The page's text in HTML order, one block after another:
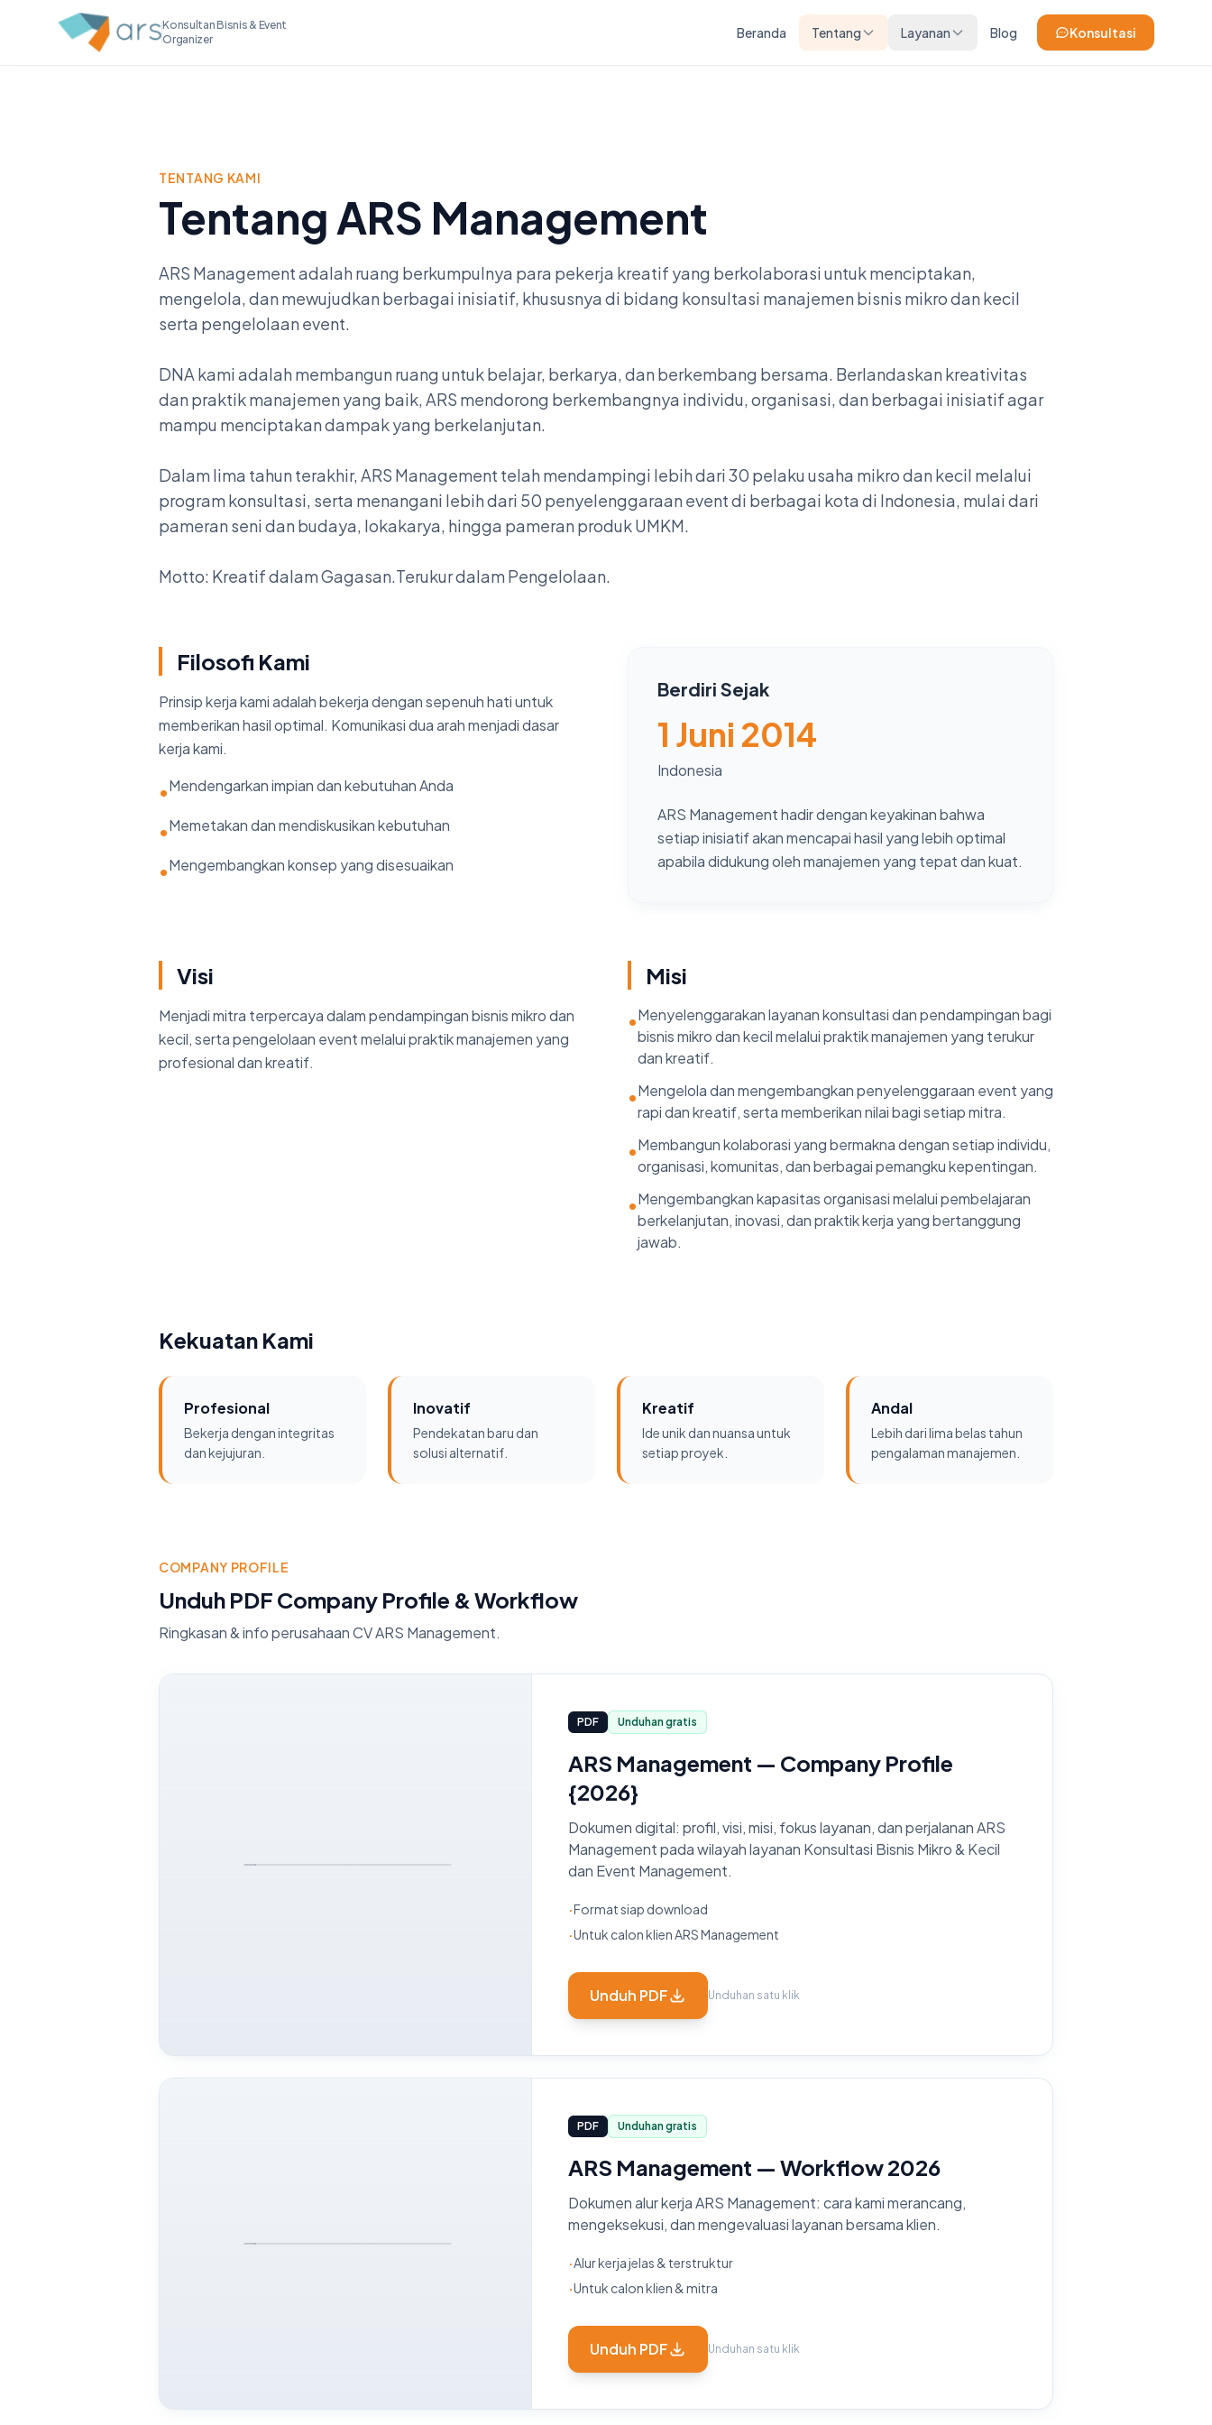
Konsultan Bisnis & Event
Organizer
Beranda Tentang Layanan Blog Konsultasi
TENTANG KAMI
Tentang ARS Management
ARS Management adalah ruang berkumpulnya para pekerja kreatif yang berkolaborasi untuk menciptakan,
mengelola, dan mewujudkan berbagai inisiatif, khususnya di bidang konsultasi manajemen bisnis mikro dan kecil
serta pengelolaan event.
DNA kami adalah membangun ruang untuk belajar, berkarya, dan berkembang bersama. Berlandaskan kreativitas
dan praktik manajemen yang baik, ARS mendorong berkembangnya individu, organisasi, dan berbagai inisiatif agar
mampu menciptakan dampak yang berkelanjutan.
Dalam lima tahun terakhir, ARS Management telah mendampingi lebih dari 30 pelaku usaha mikro dan kecil melalui
program konsultasi, serta menangani lebih dari 50 penyelenggaraan event di berbagai kota di Indonesia, mulai dari
pameran seni dan budaya, lokakarya, hingga pameran produk UMKM.
Motto: Kreatif dalam Gagasan.Terukur dalam Pengelolaan.
Filosofi Kami
Prinsip kerja kami adalah bekerja dengan sepenuh hati untuk
memberikan hasil optimal. Komunikasi dua arah menjadi dasar
kerja kami.
•Mendengarkan impian dan kebutuhan Anda
•Memetakan dan mendiskusikan kebutuhan
•Mengembangkan konsep yang disesuaikan
Berdiri Sejak
1 Juni 2014
Indonesia
ARS Management hadir dengan keyakinan bahwa
setiap inisiatif akan mencapai hasil yang lebih optimal
apabila didukung oleh manajemen yang tepat dan kuat.
Visi
Menjadi mitra terpercaya dalam pendampingan bisnis mikro dan
kecil, serta pengelolaan event melalui praktik manajemen yang
profesional dan kreatif.
Misi
•Menyelenggarakan layanan konsultasi dan pendampingan bagi
bisnis mikro dan kecil melalui praktik manajemen yang terukur
dan kreatif.
•Mengelola dan mengembangkan penyelenggaraan event yang
rapi dan kreatif, serta memberikan nilai bagi setiap mitra.
•Membangun kolaborasi yang bermakna dengan setiap individu,
organisasi, komunitas, dan berbagai pemangku kepentingan.
•Mengembangkan kapasitas organisasi melalui pembelajaran
berkelanjutan, inovasi, dan praktik kerja yang bertanggung
jawab.
Kekuatan Kami
Profesional
Bekerja dengan integritas
dan kejujuran.
Inovatif
Pendekatan baru dan
solusi alternatif.
Kreatif
Ide unik dan nuansa untuk
setiap proyek.
Andal
Lebih dari lima belas tahun
pengalaman manajemen.
COMPANY PROFILE
Unduh PDF Company Profile & Workflow
Ringkasan & info perusahaan CV ARS Management.
PDF Unduhan gratis
ARS Management — Company Profile
{2026}
Dokumen digital: profil, visi, misi, fokus layanan, dan perjalanan ARS
Management pada wilayah layanan Konsultasi Bisnis Mikro & Kecil
dan Event Management.
·Format siap download
·Untuk calon klien ARS Management
Unduh PDF Unduhan satu klik
PDF Unduhan gratis
ARS Management — Workflow 2026
Dokumen alur kerja ARS Management: cara kami merancang,
mengeksekusi, dan mengevaluasi layanan bersama klien.
·Alur kerja jelas & terstruktur
·Untuk calon klien & mitra
Unduh PDF Unduhan satu klik